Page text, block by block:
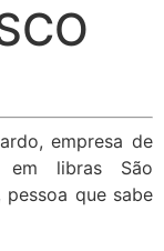
empresa de
em libras São
pessoa que sabe